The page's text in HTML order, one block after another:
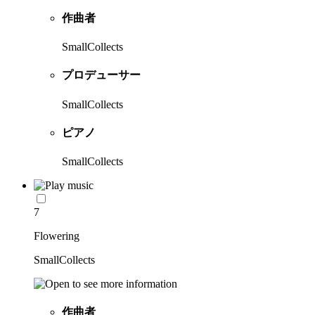
作曲者
SmallCollects
プロデューサー
SmallCollects
ピアノ
SmallCollects
7
Flowering
SmallCollects
作曲者